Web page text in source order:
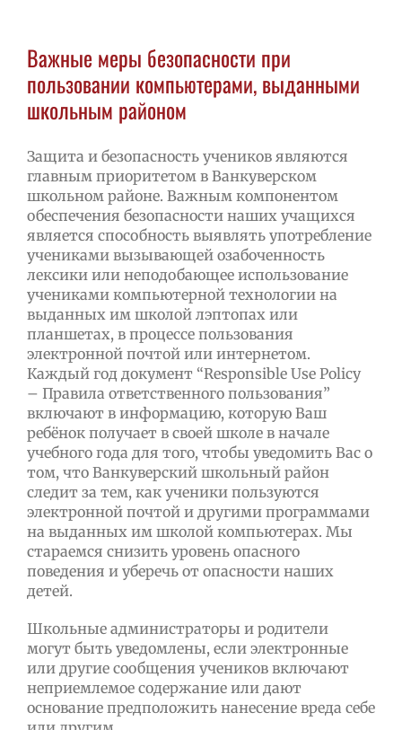
Важные меры безопасности при
пользовании компьютерами, выданными
школьным районом
Защита и безопасность учеников являются
главным приоритетом в Ванкуверском
школьном районе. Важным компонентом
обеспечения безопасности наших учащихся
является способность выявлять употребление
учениками вызывающей озабоченность
лексики или неподобающее использование
учениками компьютерной технологии на
выданных им школой лэптопах или
планшетах, в процессе пользования
электронной почтой или интернетом.
Каждый год документ “Responsible Use Policy
– Правила ответственного пользования”
включают в информацию, которую Ваш
ребёнок получает в своей школе в начале
учебного года для того, чтобы уведомить Вас о
том, что Ванкуверский школьный район
следит за тем, как ученики пользуются
электронной почтой и другими программами
на выданных им школой компьютерах. Мы
стараемся снизить уровень опасного
поведения и уберечь от опасности наших
детей.
Школьные администраторы и родители
могут быть уведомлены, если электронные
или другие сообщения учеников включают
неприемлемое содержание или дают
основание предположить нанесение вреда себе